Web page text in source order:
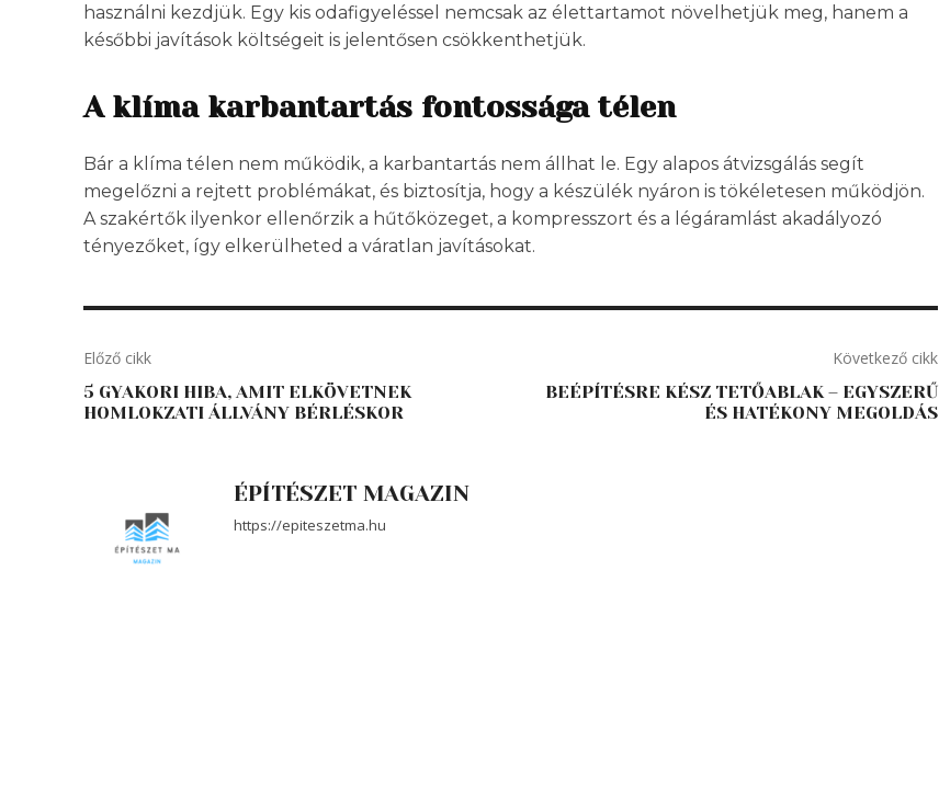
használni kezdjük. Egy kis odafigyeléssel nemcsak az élettartamot növelhetjük meg, hanem a
későbbi javítások költségeit is jelentősen csökkenthetjük.
A klíma karbantartás fontossága télen
Bár a klíma télen nem működik, a karbantartás nem állhat le. Egy alapos átvizsgálás segít
megelőzni a rejtett problémákat, és biztosítja, hogy a készülék nyáron is tökéletesen működjön.
A szakértők ilyenkor ellenőrzik a hűtőközeget, a kompresszort és a légáramlást akadályozó
tényezőket, így elkerülheted a váratlan javításokat.
Előző cikk
5 GYAKORI HIBA, AMIT ELKÖVETNEK
HOMLOKZATI ÁLLVÁNY BÉRLÉSKOR
Következő cikk
BEÉPÍTÉSRE KÉSZ TETŐABLAK – EGYSZERŰ
ÉS HATÉKONY MEGOLDÁS
ÉPÍTÉSZET MAGAZIN
https://epiteszetma.hu